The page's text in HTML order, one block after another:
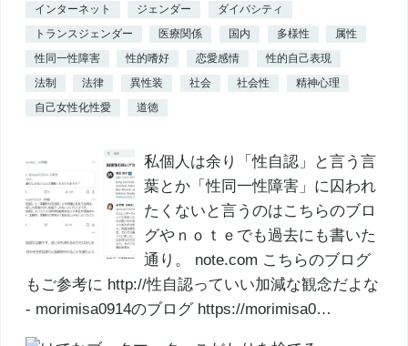
インターネット
ジェンダー
ダイバシティ
トランスジェンダー
医療関係 国内 多様性
属性
性同一性障害
性的嗜好 恋愛感情
性的自己表現
法制
法律 異性装 社会 社会性
精神心理
自己女性化性愛
道徳
私個人は余り「性自認」と言う言
葉とか「性同一性障害」に囚われ
たくないと言うのはこちらのブロ
グやｎｏｔｅでも過去にも書いた
通り。 note.com こちらのブログ
もご参考に http://性自認っていい加減な観念だよな
- morimisa0914のブログ https://morimisa0…